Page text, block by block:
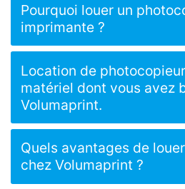
Pourquoi louer un
imprimante ?
Location de
matériel dont vous avez
Volumaprint.
Quels avantages de
chez Volumaprint ?